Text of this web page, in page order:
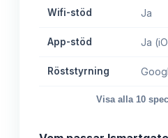
Wifi-stöd Ja
App-stöd Ja
Röststyrning
Visa alla 10